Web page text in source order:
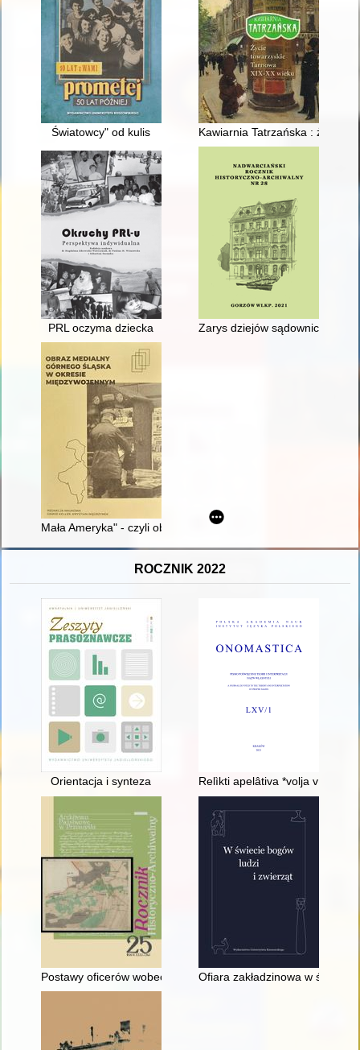
Światowcy" od kulis Kawiarnia Tatrzańska : życie
PRL oczyma dziecka Zarys dziejów sądownictwa
Mała Ameryka" - czyli obraz Górnego Śląska na łamach
ROCZNIK 2022
Orientacja i synteza Relìkti apelâtiva *volja v
Postawy oficerów wobec zamachu majowego (zarys
Ofiara zakładzinowa w